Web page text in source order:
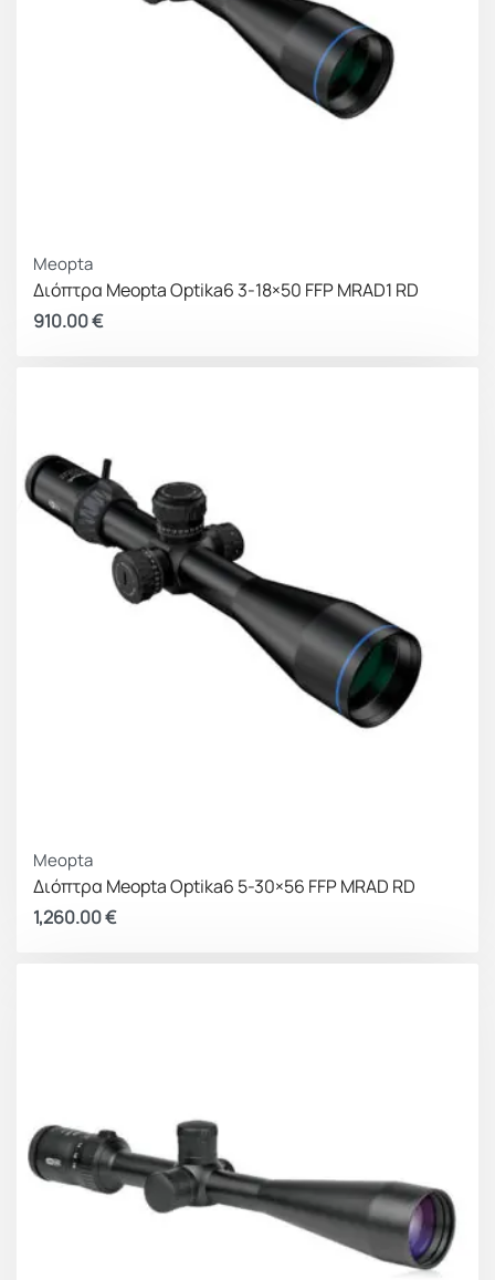
Meopta
Διόπτρα Meopta Optika6 3-18×50 FFP MRAD1 RD
910.00€
Meopta
Διόπτρα Meopta Optika6 5-30×56 FFP MRAD RD
1,260.00€